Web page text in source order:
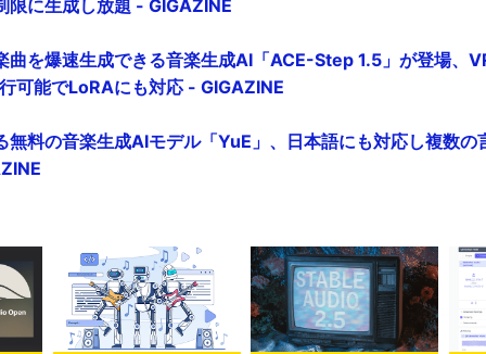
限に生成し放題 - GIGAZINE
曲を爆速生成できる音楽生成AI「ACE-Step 1.5」が登場、
可能でLoRAにも対応 - GIGAZINE
無料の音楽生成AIモデル「YuE」、日本語にも対応し複数の